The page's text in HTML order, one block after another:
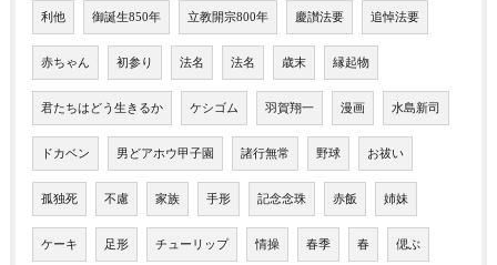
利他 御誕生850年 立教開宗800年 慶讃法要 追悼法要
赤ちゃん 初参り 法名 法名 歳末 縁起物
君たちはどう生きるか ケシゴム 羽賀翔一 漫画 水島新司
ドカベン 男どアホウ甲子園 諸行無常 野球 お祓い
孤独死 不慮 家族 手形 記念念珠 赤飯 姉妹
ケーキ 足形 チューリップ 情操 春季 春 偲ぶ